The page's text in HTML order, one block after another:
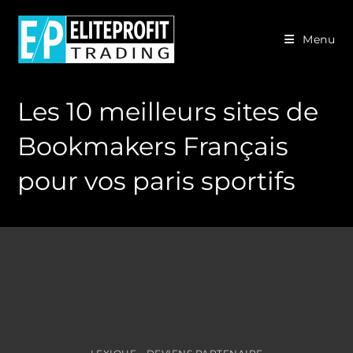
Menu
Les 10 meilleurs sites de
Bookmakers Français
pour vos paris sportifs